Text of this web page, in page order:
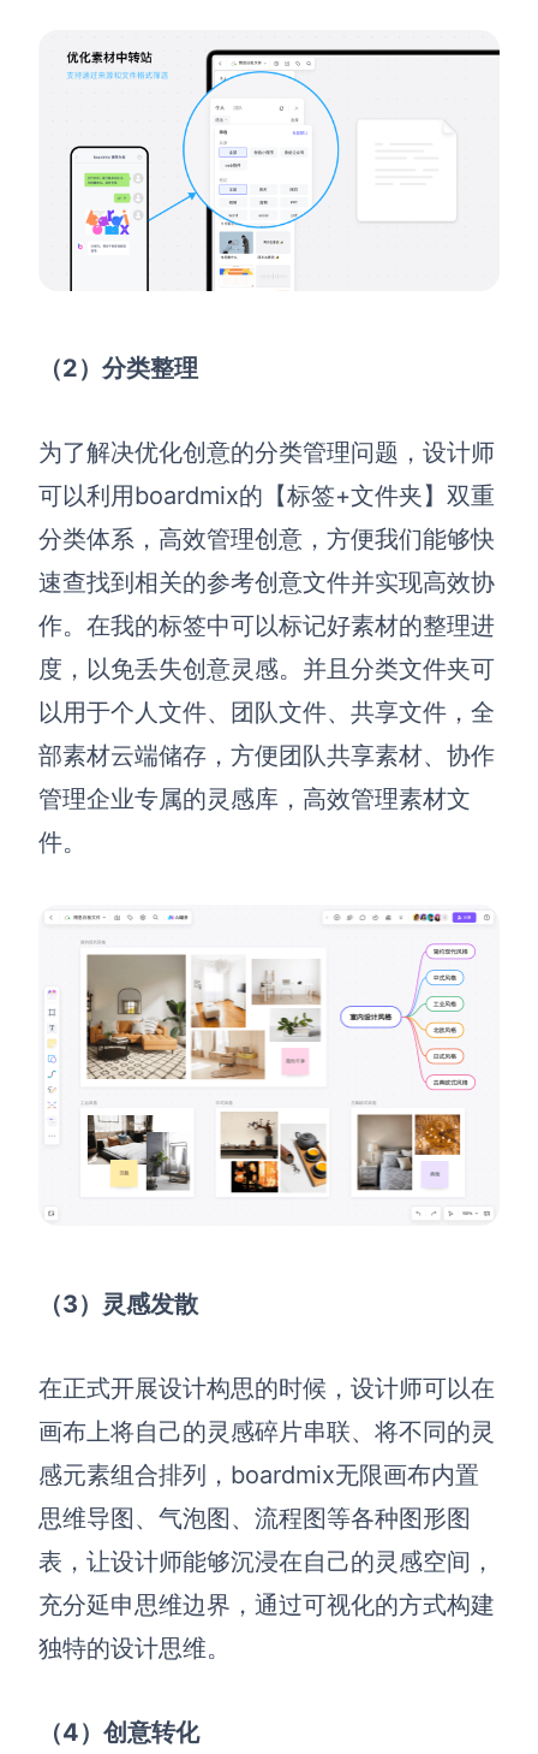
（2）分类整理
为了解决优化创意的分类管理问题， 设计师
可以利用 boardmix的【标签+文件夹】双重
分类体系，高效管理创意，方便我们能够快
速查找到相关的参考创意文件并实现高效协
作。在我的标签中可以标记好素材的整理进
度，以免丢失创意灵感。并且分类文件夹可
以用于个人文件、团队文件、共享文件，全
部素材云端储存，方便团队共享素材、协作
管理企业专属的灵感库，高效管理素材文
件。
（3）灵感发散
在正式开展设计构思的时候 ， 设计师可以在
画布上将自己的灵感碎片串联、将不同的灵
感元素组合排列，boardmix无限画布内置
思维导图、气泡图、流程图等各种图形图
表，让设计师能够沉浸在自己的灵感空间，
充分延申思维边界，通过可视化的方式构建
独特的设计思维。
（4）创意转化